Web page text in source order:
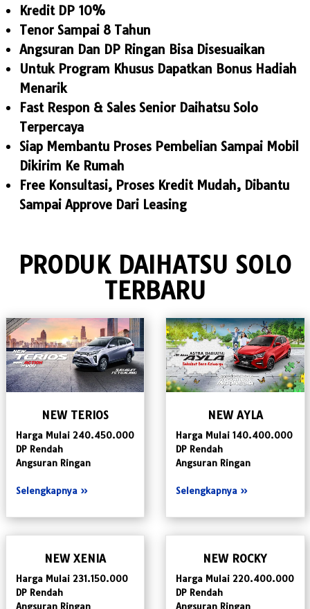
Kredit DP 10%
Tenor Sampai 8 Tahun
Angsuran Dan DP Ringan Bisa Disesuaikan
Untuk Program Khusus Dapatkan Bonus Hadiah
Menarik
Fast Respon & Sales Senior Daihatsu Solo
Terpercaya
Siap Membantu Proses Pembelian Sampai Mobil
Dikirim Ke Rumah
Free Konsultasi, Proses Kredit Mudah, Dibantu
Sampai Approve Dari Leasing
PRODUK DAIHATSU SOLO
TERBARU
NEW TERIOS
Harga Mulai 240.450.000
DP Rendah
Angsuran Ringan
Selengkapnya »
NEW AYLA
Harga Mulai 140.400.000
DP Rendah
Angsuran Ringan
Selengkapnya »
NEW XENIA
Harga Mulai 231.150.000
DP Rendah
Angsuran Ringan
NEW ROCKY
Harga Mulai 220.400.000
DP Rendah
Angsuran Ringan